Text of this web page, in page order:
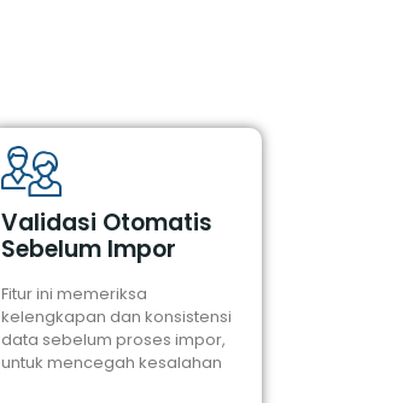
Validasi Otomatis
Sebelum Impor
Fitur ini memeriksa
kelengkapan dan konsistensi
data sebelum proses impor,
untuk mencegah kesalahan